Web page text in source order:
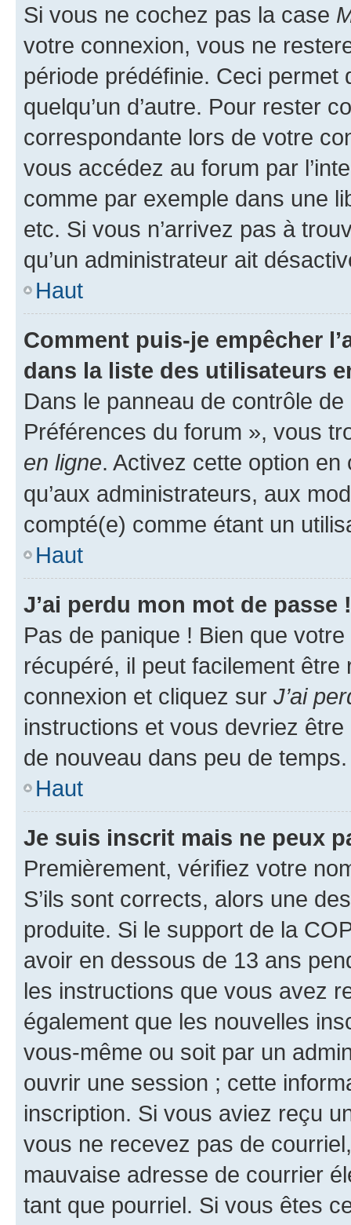
Si vous ne cochez pas la case
votre connexion, vous ne
période prédéfinie. Ceci permet
quelqu’un d’autre. Pour rester
correspondante lors de votre
vous accédez au forum par
comme par exemple dans une
etc. Si vous n’arrivez pas à
qu’un administrateur ait
Haut
Comment puis-je empêcher
dans la liste des utilisateurs
Dans le panneau de contrôle
Préférences du forum », vous
en ligne. Activez cette option
qu’aux administrateurs, aux
compté(e) comme étant un
Haut
J’ai perdu mon mot de passe !
Pas de panique ! Bien que
récupéré, il peut facilement
connexion et cliquez sur J’ai
instructions et vous devriez
de nouveau dans peu de temps.
Haut
Je suis inscrit mais ne peux
Premièrement, vérifiez votre
S’ils sont corrects, alors une
produite. Si le support de la
avoir en dessous de 13 ans
les instructions que vous avez
également que les nouvelles
vous-même ou soit par un
ouvrir une session ; cette
inscription. Si vous aviez reçu
vous ne recevez pas de
mauvaise adresse de courrier
tant que pourriel. Si vous êtes